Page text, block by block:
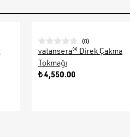
(0)
vatansera® Direk Çakma
Tokmağı
₺ 4,550.00